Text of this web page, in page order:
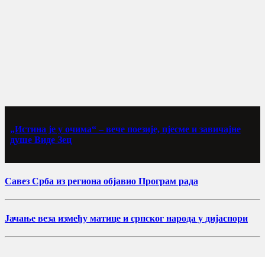
„Истина је у очима“ – вече поезије, пјесме и завичајне
душе Виде Зец
Савез Срба из региона објавио Програм рада
Јачање веза између матице и српског народа у дијаспори